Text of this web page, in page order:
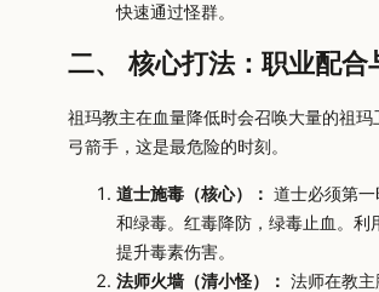
快速通过怪群。
二、 核心打法：职业配合
祖玛教主在血量降低时会召唤大量的祖玛
弓箭手，这是最危险的时刻。
道士施毒（核心）： 道士必须第
和绿毒。红毒降防，绿毒止血。利
提升毒素伤害。
法师火墙（清小怪）： 法师在教